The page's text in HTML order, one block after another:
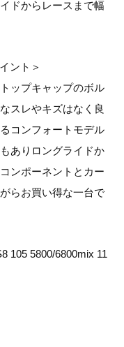
ドからレースまで幅
ント＞
ップキャップのボル
スレやキズはなく良
コンフォートモデル
ありロングライドか
ンポーネントとカー
らお買い得な一台で
105 5800/6800mix 11